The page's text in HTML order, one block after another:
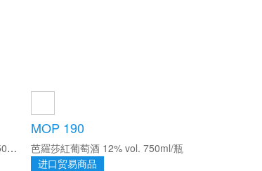
哥露華佳釀紅葡萄酒 13% vol. 750ml/瓶
MOP 190
芭羅莎紅葡萄酒 12% vol. 750ml/瓶
进口贸易商品